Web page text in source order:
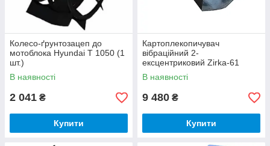
Колесо-ґрунтозацеп до
мотоблока Hyundai T 1050 (1
шт.)
В наявності
2 041 ₴
Купити
Картоплекопичувач
вібраційний 2-
ексцентриковий Zirka-61
В наявності
9 480 ₴
Купити